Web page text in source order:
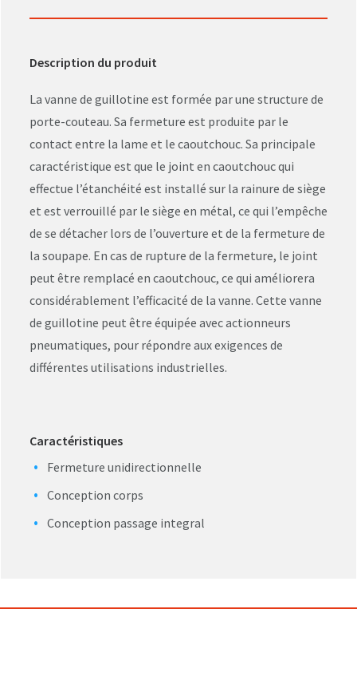
Description du produit
La vanne de guillotine est formée par une structure de
porte-couteau. Sa fermeture est produite par le
contact entre la lame et le caoutchouc. Sa principale
caractéristique est que le joint en caoutchouc qui
effectue l’étanchéité est installé sur la rainure de siège
et est verrouillé par le siège en métal, ce qui l’empêche
de se détacher lors de l’ouverture et de la fermeture de
la soupape. En cas de rupture de la fermeture, le joint
peut être remplacé en caoutchouc, ce qui améliorera
considérablement l’efficacité de la vanne. Cette vanne
de guillotine peut être équipée avec actionneurs
pneumatiques, pour répondre aux exigences de
différentes utilisations industrielles.
Caractéristiques
Fermeture unidirectionnelle
Conception corps
Conception passage integral